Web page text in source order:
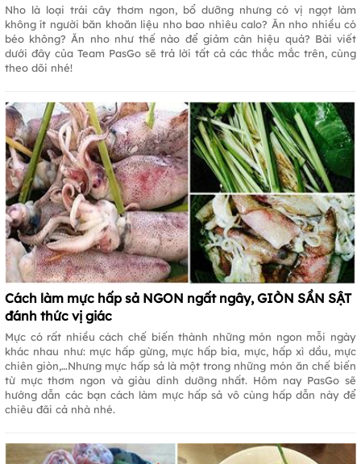
Nho là loại trái cây thơm ngon, bổ dưỡng nhưng có vị ngọt làm
không ít người băn khoăn liệu nho bao nhiêu calo? Ăn nho nhiều có
béo không? Ăn nho như thế nào để giảm cân hiệu quả? Bài viết
dưới đây của Team PasGo sẽ trả lời tất cả các thắc mắc trên, cùng
theo dõi nhé!
Cách làm mực hấp sả NGON ngất ngây, GIÒN SẦN SẬT
đánh thức vị giác
Mực có rất nhiều cách chế biến thành những món ngon mỗi ngày
khác nhau như: mực hấp gừng, mực hấp bia, mực, hấp xì dầu, mực
chiên giòn,…Nhưng mực hấp sả là một trong những món ăn chế biến
từ mực thơm ngon và giàu dinh dưỡng nhất. Hôm nay PasGo sẽ
hướng dẫn các bạn cách làm mực hấp sả vô cùng hấp dẫn này để
chiêu đãi cả nhà nhé.